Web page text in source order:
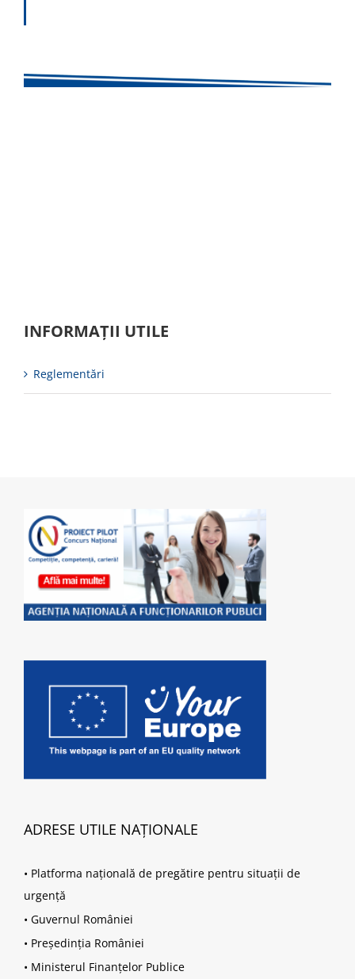
INFORMAȚII UTILE
Reglementări
ADRESE UTILE NAȚIONALE
• Platforma națională de pregătire pentru situații de
urgență
• Guvernul României
• Președinția României
• Ministerul Finanțelor Publice